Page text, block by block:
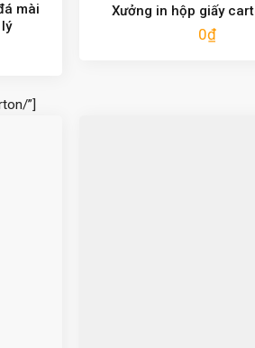
mài
Xưởng in hộp giấy
0₫
”]